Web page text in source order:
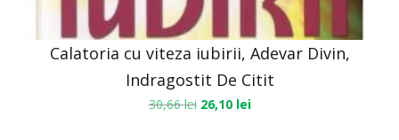
Calatoria cu viteza iubirii, Adevar Divin,
Indragostit De Citit
30,66lei 26,10 lei